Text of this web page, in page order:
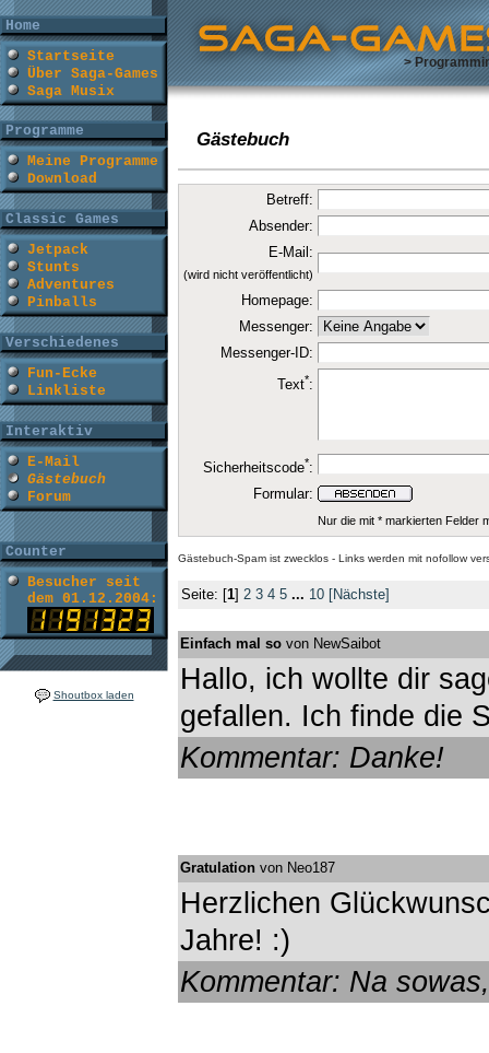
Home
Startseite
Über Saga-Games
Saga Musix
Programme
Meine Programme
Download
Classic Games
Jetpack
Stunts
Adventures
Pinballs
Verschiedenes
Fun-Ecke
Linkliste
Interaktiv
E-Mail
Gästebuch
Forum
Counter
Besucher seit
dem 01.12.2004:
Shoutbox laden
>
Gästebuch
Betreff:
Absender:
E-Mail:
(wird nicht veröffentlicht)
Homepage:
Messenger:
Messenger-ID:
Text*:
Sicherheitscode*:
Formular:
Nur die mit * markierten Felder
Gästebuch-Spam ist zwecklos - Links werden mit nofollow
Seite: [1] 2 3 4 5 ... 10 [Nächste]
Einfach mal so von NewSaibot
Hallo, ich wollte dir
gefallen. Ich finde die
Kommentar: Danke!
Gratulation von Neo187
Herzlichen
Jahre! :)
Kommentar: Na